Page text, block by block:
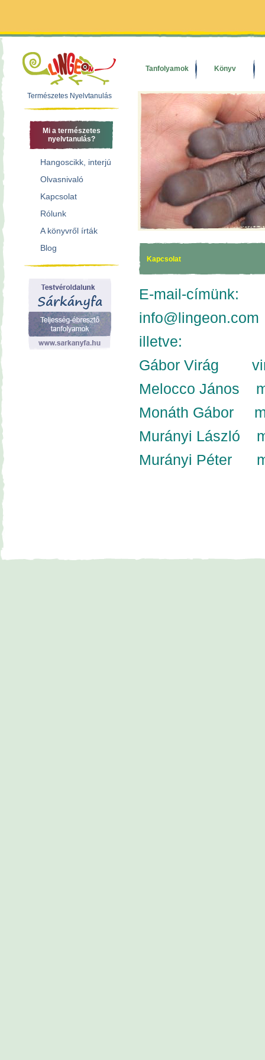
Természetes Nyelvtanulás
Mi a természetes
nyelvtanulás?
Hangoscikk, interjú
Olvasnivaló
Kapcsolat
Rólunk
A könyvről írták
Blog
Tanfolyamok Könyv
Kapcsolat
E-mail-címünk:
info@lingeon.com
illetve:
Gábor Virág
Melocco János
Monáth Gábor
Murányi László
Murányi Péter